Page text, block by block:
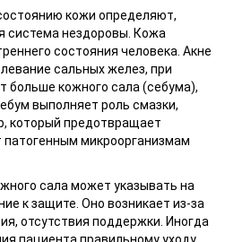
кожи определяют,
система нездоровы. Кожа
состояния человека. Акне
сальных желез, при
больше кожного сала (себума),
выполняет роль смазки,
который предотвращает
микроорганизмам
сала может указывать на
к защите. Оно возникает из-за
отсутствия поддержки. Иногда